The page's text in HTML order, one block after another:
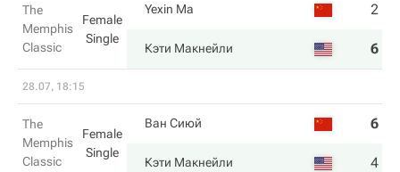
The
Memphis
Classic
Female
Single
Yexin Ma 2
Кэти Макнейли 6
28.07, 18:15
The
Memphis
Classic
Female
Single
Ван Сиюй 6
Кэти Макнейли 4